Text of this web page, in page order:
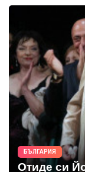
БЪЛГАРИЯ
Отиде си